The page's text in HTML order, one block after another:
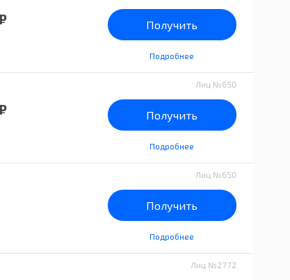
Получить
Подробнее
Лиц №650
Получить
Подробнее
Лиц №650
Получить
Подробнее
Лиц №2772